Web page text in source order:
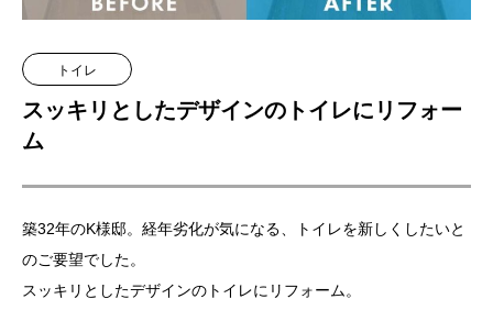
トイレ
スッキリとしたデザインのトイレにリフォー
ム
築32年のK様邸。経年劣化が気になる、トイレを新しくしたいと
のご要望でした。
スッキリとしたデザインのトイレにリフォーム。